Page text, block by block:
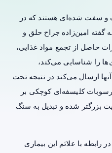
و سفت شده‌ای هستند که در
امین‌زاده جراح حلق و
حاصل از تجمع مواد غذایی،
را شناسایی می‌کند،
ارسال می‌کند در نتیجه تحت
رسوبات کلیسفه‌ای کوچکی بر
بزرگتر شده و تبدیل به سنگ
رابطه با علائم این بیماری